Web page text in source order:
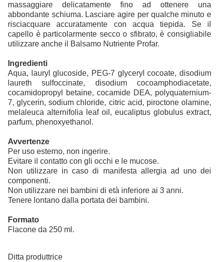
massaggiare delicatamente fino ad ottenere una
abbondante schiuma. Lasciare agire per qualche minuto e
risciacquare accuratamente con acqua tiepida. Se il
capello è particolarmente secco o sfibrato, è consigliabile
utilizzare anche il Balsamo Nutriente Profar.
Ingredienti
Aqua, lauryl glucoside, PEG-7 glyceryl cocoate, disodium
laureth sulfoccinate, disodium cocoamphodiacetate,
cocamidopropyl betaine, cocamide DEA, polyquaternium-
7, glycerin, sodium chloride, citric acid, piroctone olamine,
melaleuca alternifolia leaf oil, eucaliptus globulus extract,
parfum, phenoxyethanol.
Avvertenze
Per uso esterno, non ingerire.
Evitare il contatto con gli occhi e le mucose.
Non utilizzare in caso di manifesta allergia ad uno dei
componenti.
Non utilizzare nei bambini di età inferiore ai 3 anni.
Tenere lontano dalla portata dei bambini.
Formato
Flacone da 250 ml.
Ditta produttrice